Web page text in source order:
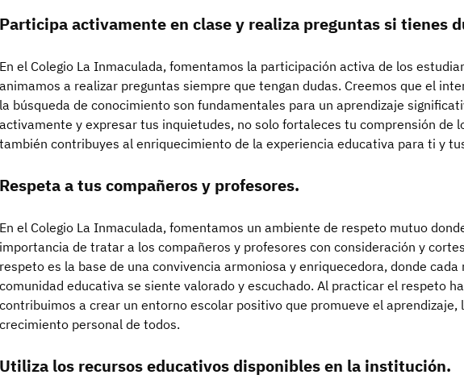
Participa activamente en clase y realiza preguntas si tienes
En el Colegio La Inmaculada, fomentamos la participación activa de los
animamos a realizar preguntas siempre que tengan dudas. Creemos que el
la búsqueda de conocimiento son fundamentales para un aprendizaje
activamente y expresar tus inquietudes, no solo fortaleces tu comprensión de
también contribuyes al enriquecimiento de la experiencia educativa para ti y
Respeta a tus compañeros y profesores.
En el Colegio La Inmaculada, fomentamos un ambiente de respeto mutuo
importancia de tratar a los compañeros y profesores con consideración y
respeto es la base de una convivencia armoniosa y enriquecedora, donde cada
comunidad educativa se siente valorado y escuchado. Al practicar el respeto
contribuimos a crear un entorno escolar positivo que promueve el aprendizaje,
crecimiento personal de todos.
Utiliza los recursos educativos disponibles en la institución.